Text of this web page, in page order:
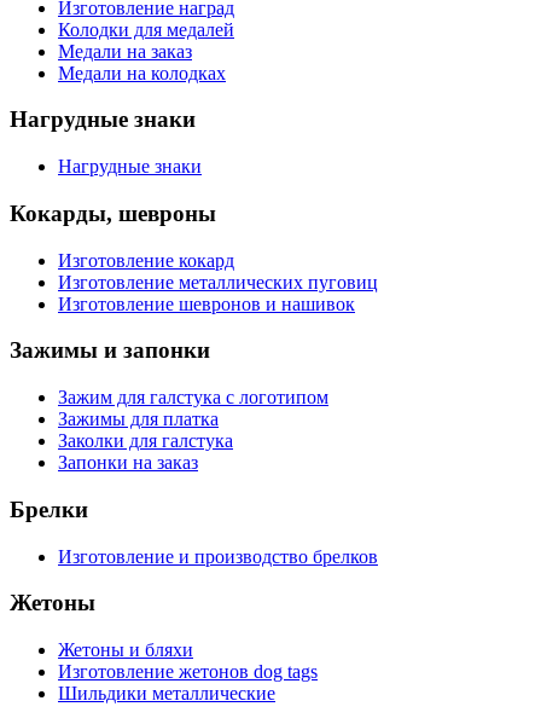
Изготовление наград
Колодки для медалей
Медали на заказ
Медали на колодках
Нагрудные знаки
Нагрудные знаки
Кокарды, шевроны
Изготовление кокард
Изготовление металлических пуговиц
Изготовление шевронов и нашивок
Зажимы и запонки
Зажим для галстука с логотипом
Зажимы для платка
Заколки для галстука
Запонки на заказ
Брелки
Изготовление и производство брелков
Жетоны
Жетоны и бляхи
Изготовление жетонов dog tags
Шильдики металлические